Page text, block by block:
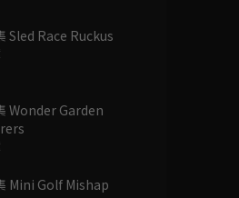
Sled Race Ruckus
Wonder Garden
Mini Golf Mishap